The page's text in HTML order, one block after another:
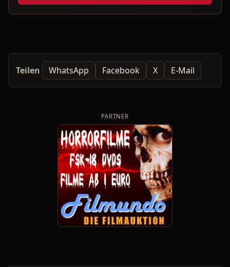
Teilen WhatsApp Facebook X E-Mail
PARTNER